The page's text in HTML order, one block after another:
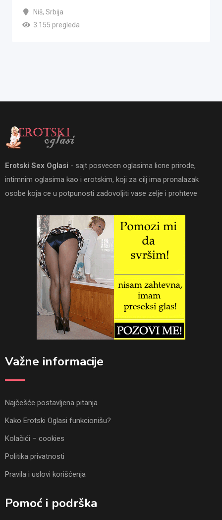
Niš, Srbija
3.155 pregleda
Erotski Sex Oglasi - sajt posvecen oglasima licne prirode,
intimnim oglasima kao i erotskim, koji za cilj ima pronalazak
osobe koja ce u potpunosti zadovoljiti vase zelje i prohteve
Važne informacije
Najčešće postavljena pitanja
Kako Erotski Oglasi funkcionišu?
Kolačići – cookies
Politika privatnosti
Pravila i uslovi korišćenja
Pomoć i podrška